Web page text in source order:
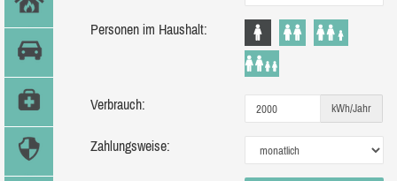
Personen im Haushalt:
Verbrauch: kWh/Jahr
Zahlungsweise: